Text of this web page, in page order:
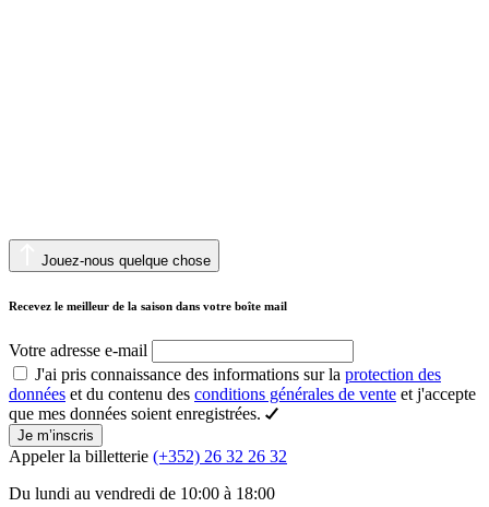
Jouez-nous quelque chose
Recevez le meilleur de la saison dans votre boîte mail
Votre adresse e-mail
J'ai pris connaissance des informations sur la protection des
données et du contenu des conditions générales de vente et j'accepte
que mes données soient enregistrées.
Je m’inscris
Appeler la billetterie (+352) 26 32 26 32
Du lundi au vendredi de 10:00 à 18:00